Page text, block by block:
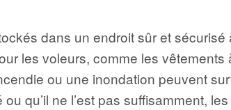
dans un endroit sûr et
les voleurs, comme les
ou une inondation peuvent
qu’il ne l’est pas suffisamment,